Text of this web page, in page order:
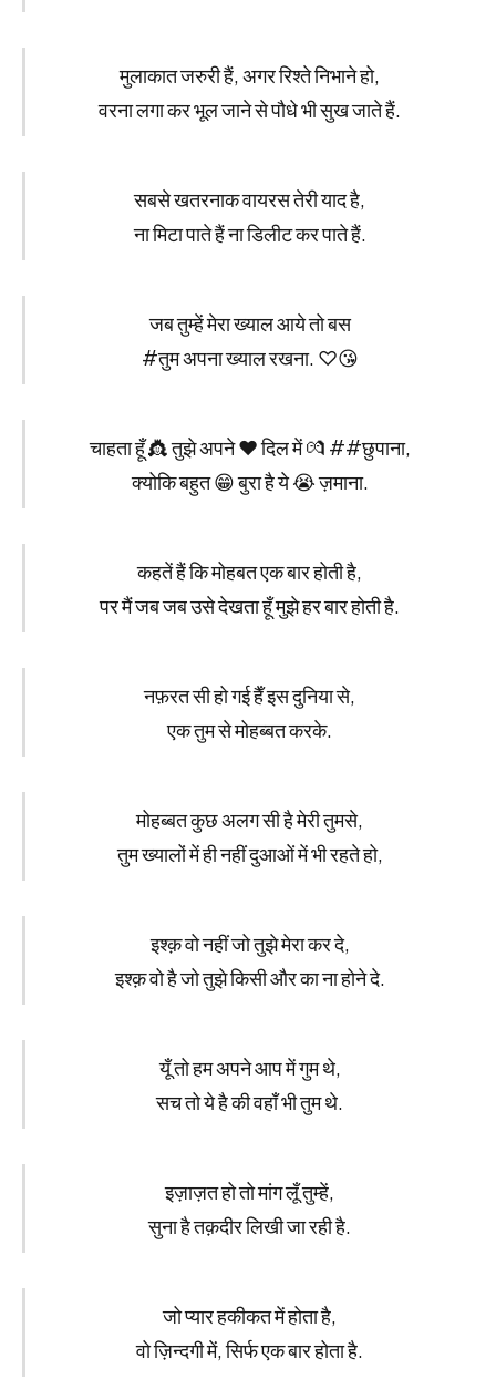
मुलाकात जरुरी हैं, अगर रिश्ते निभाने हो,
वरना लगा कर भूल जाने से पौधे भी सुख जाते हैं.
सबसे खतरनाक वायरस तेरी याद है,
ना मिटा पाते हैं ना डिलीट कर पाते हैं.
जब तुम्हें मेरा ख्याल आये तो बस
#तुम अपना ख्याल रखना. ♡😘
चाहता हूँ 👸 तुझे अपने ❤ दिल में 💏 ##छुपाना,
क्योकि बहुत 😁 बुरा है ये 😭 ज़माना.
कहतें हैं कि मोहबत एक बार होती है,
पर मैं जब जब उसे देखता हूँ मुझे हर बार होती है.
नफ़रत सी हो गई हैँ इस दुनिया से,
एक तुम से मोहब्बत करके.
मोहब्बत कुछ अलग सी है मेरी तुमसे,
तुम ख्यालों में ही नहीं दुआओं में भी रहते हो,
इश्क़ वो नहीं जो तुझे मेरा कर दे,
इश्क़ वो है जो तुझे किसी और का ना होने दे.
यूँ तो हम अपने आप में गुम थे,
सच तो ये है की वहाँ भी तुम थे.
इज़ाज़त हो तो मांग लूँ तुम्हें,
सुना है तक़दीर लिखी जा रही है.
जो प्यार हकीकत में होता है,
वो ज़िन्दगी में, सिर्फ एक बार होता है.